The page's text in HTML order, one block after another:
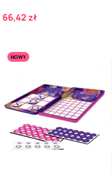
Cena
66,42 zł
NOWY